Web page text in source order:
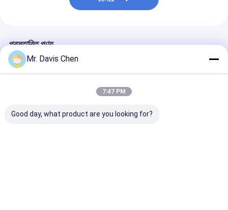
প্রস্তাবিত পণ্য
Mr. Davis Chen
7:47 PM
Good day, what product are you looking for?